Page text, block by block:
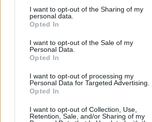
I want to opt-out of the Sharing of my
personal data.
Opted In
I want to opt-out of the Sale of my
Personal Data.
Opted In
I want to opt-out of processing my
Personal Data for Targeted Advertising.
Opted In
I want to opt-out of Collection, Use,
Retention, Sale, and/or Sharing of my
Arhiva sondajelor